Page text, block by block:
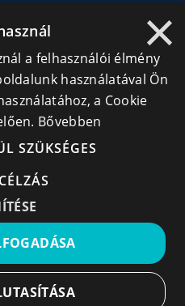
naprakész maradj a
A feliratkozás
×
a felhasználói élmény
használatával Ön
a Cookie
Bővebben
SZÜKSÉGES
CÉLZÁS